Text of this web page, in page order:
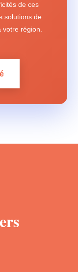
de ces
solutions de
région.